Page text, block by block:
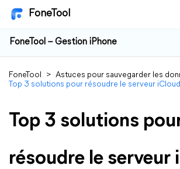
FoneTool
FoneTool – Gestion iPhone
FoneTool > Astuces pour sauvegarder les
Top 3 solutions pour résoudre le serveur
Top 3 solutions
résoudre le serveur